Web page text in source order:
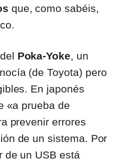
que, como sabéis,
Poka-Yoke, un
(de Toyota) pero
En japonés
«a prueba de
prevenir errores
de un sistema. Por
de un USB está